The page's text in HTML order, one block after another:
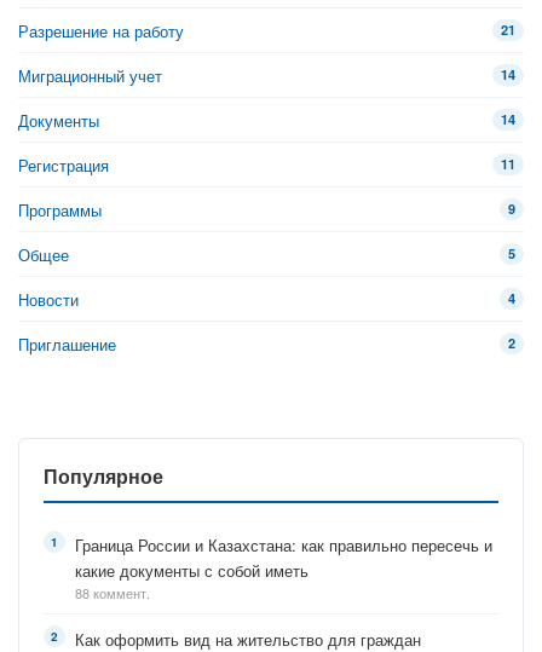
Разрешение на работу 21
Миграционный учет 14
Документы 14
Регистрация 11
Программы 9
Общее 5
Новости 4
Приглашение 2
Популярное
Граница России и Казахстана: как правильно пересечь и
какие документы с собой иметь
88 коммент.
Как оформить вид на жительство для граждан